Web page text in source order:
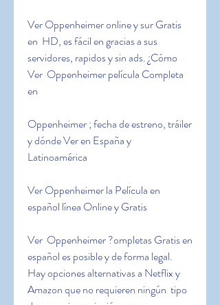
Ver Oppenheimer online y sur Gratis
en  HD, es fácil en gracias a sus
servidores, rapidos y sin ads. ¿Cómo
Ver  Oppenheimer película Completa
en
Oppenheimer ; fecha de estreno, tráiler
y dónde Ver en España y
Latinoamérica
Ver Oppenheimer la Película en
español línea Online y Gratis
Ver  Oppenheimer ?ompletas Gratis en
español es posible y de forma legal.
Hay opciones alternativas a Netflix y
Amazon que no requieren ningún  tipo